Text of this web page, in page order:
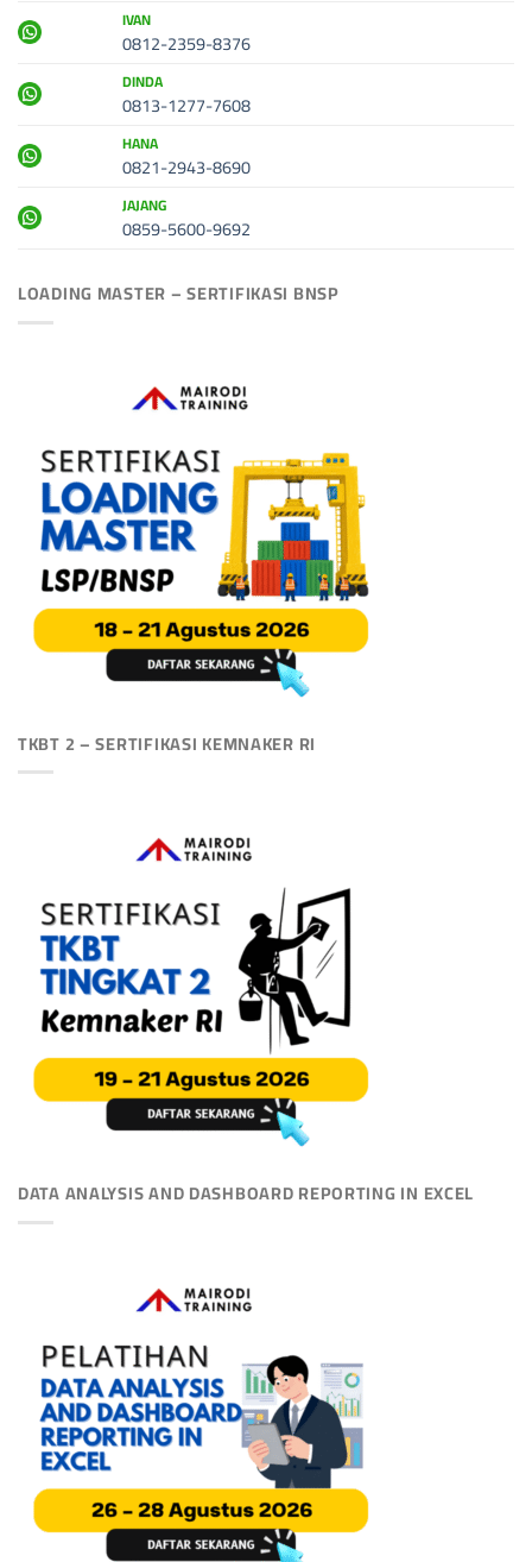
IVAN
0812-2359-8376
DINDA
0813-1277-7608
HANA
0821-2943-8690
JAJANG
0859-5600-9692
LOADING MASTER – SERTIFIKASI BNSP
TKBT 2 – SERTIFIKASI KEMNAKER RI
DATA ANALYSIS AND DASHBOARD REPORTING IN EXCEL